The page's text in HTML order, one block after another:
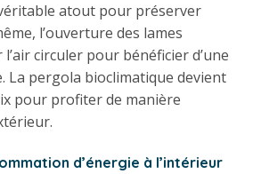
atout pour préserver
l’ouverture des lames
circuler pour bénéficier d’une
La pergola bioclimatique devient
pour profiter de manière
d’énergie à l’intérieur